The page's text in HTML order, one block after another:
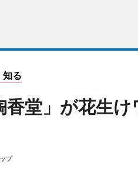
知る
香堂」が花生
プ